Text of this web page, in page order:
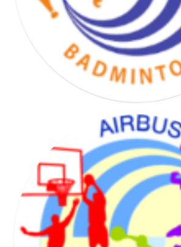
BADMINTON SOCIETY